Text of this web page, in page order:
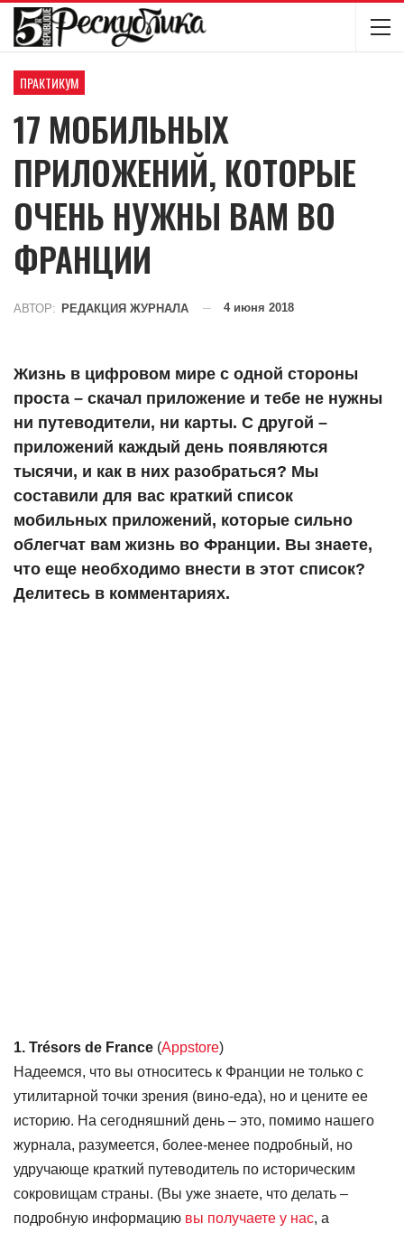
ПРАКТИКУМ
17 МОБИЛЬНЫХ
ПРИЛОЖЕНИЙ, КОТОРЫЕ
ОЧЕНЬ НУЖНЫ ВАМ ВО
ФРАНЦИИ
АВТОР: РЕДАКЦИЯ ЖУРНАЛА 4 июня 2018
Жизнь в цифровом мире с одной стороны
проста – скачал приложение и тебе не нужны
ни путеводители, ни карты. С другой –
приложений каждый день появляются
тысячи, и как в них разобраться? Мы
составили для вас краткий список
мобильных приложений, которые сильно
облегчат вам жизнь во Франции. Вы знаете,
что еще необходимо внести в этот список?
Делитесь в комментариях.
1. Trésors de France (Appstore)
Надеемся, что вы относитесь к Франции не только с
утилитарной точки зрения (вино-еда), но и цените ее
историю. На сегодняшний день – это, помимо нашего
журнала, разумеется, более-менее подробный, но
удручающе краткий путеводитель по историческим
сокровищам страны. (Вы уже знаете, что делать –
подробную информацию вы получаете у нас, а